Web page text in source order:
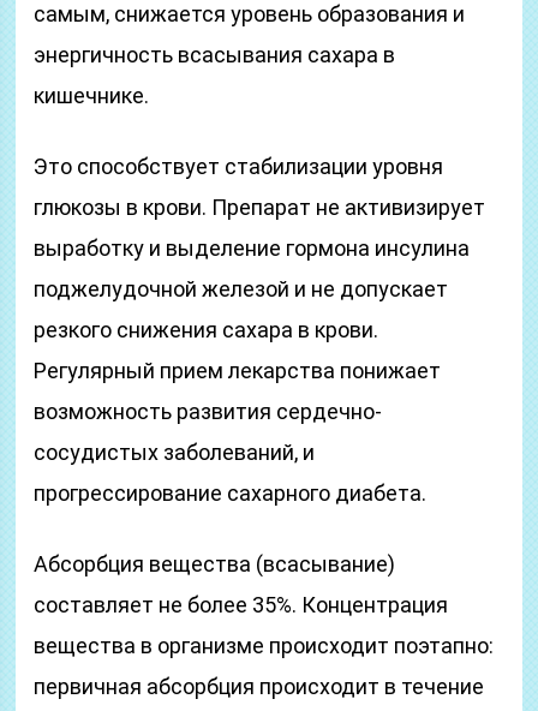
самым, снижается уровень образования и
энергичность всасывания сахара в
кишечнике.
Это способствует стабилизации уровня
глюкозы в крови. Препарат не активизирует
выработку и выделение гормона инсулина
поджелудочной железой и не допускает
резкого снижения сахара в крови.
Регулярный прием лекарства понижает
возможность развития сердечно-
сосудистых заболеваний, и
прогрессирование сахарного диабета.
Абсорбция вещества (всасывание)
составляет не более 35%. Концентрация
вещества в организме происходит поэтапно:
первичная абсорбция происходит в течение